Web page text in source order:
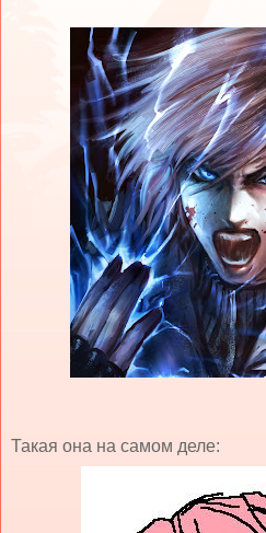
Такая она на самом деле: